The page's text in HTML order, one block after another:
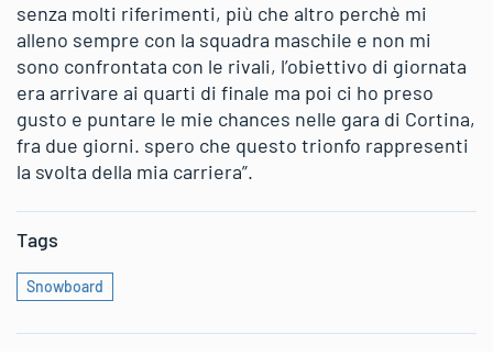
senza molti riferimenti, più che altro perchè mi
alleno sempre con la squadra maschile e non mi
sono confrontata con le rivali, l’obiettivo di giornata
era arrivare ai quarti di finale ma poi ci ho preso
gusto e puntare le mie chances nelle gara di Cortina,
fra due giorni. spero che questo trionfo rappresenti
la svolta della mia carriera”.
Tags
Snowboard